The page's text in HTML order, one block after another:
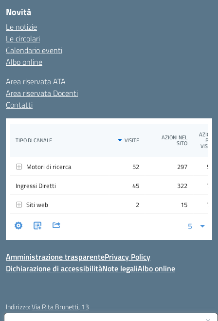
Novità
Le notizie
Le circolari
Calendario eventi
Albo online
Area riservata ATA
Area riservata Docenti
Contatti
Amministrazione trasparentePrivacy Policy
Dichiarazione di accessibilitàNote legaliAlbo online
Indirizzo:Via Rita Brunetti, 13
Centralino: